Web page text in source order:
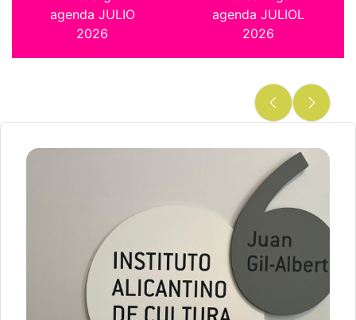
agenda JULIO
2026
agenda JULIOL
2026